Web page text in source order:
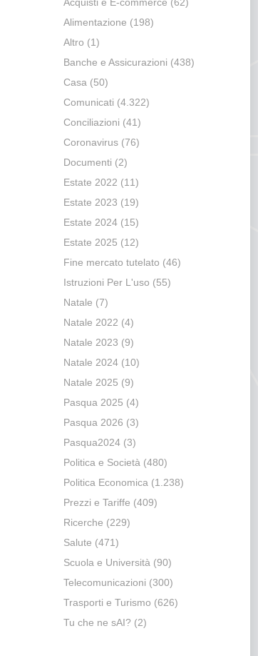
Alimentazione (198)
Altro (1)
Banche e Assicurazioni (438)
Casa (50)
Comunicati (4.322)
Conciliazioni (41)
Coronavirus(76)
Documenti (2)
Estate 2022 (11)
Estate 2023 (19)
Estate 2024(15)
Estate 2025 (12)
Fine mercato tutelato (46)
Istruzioni Per L'uso (55)
Natale (7)
Natale 2022 (4)
Natale 2023 (9)
Natale 2024(10)
Natale 2025 (9)
Pasqua 2025 (4)
Pasqua 2026 (3)
Pasqua2024(3)
Politica e Società (480)
Politica Economica (1.238)
Prezzi e Tariffe (409)
Ricerche (229)
Salute (471)
Scuola e Università (90)
Telecomunicazioni (300)
Trasporti e Turismo (626)
Tu che ne sAI? (2)